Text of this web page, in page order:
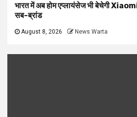
भारत में अब होम एप्लायंसेज भी बेचेगी
सब-ब्रांड
August 8, 2026 News Warta